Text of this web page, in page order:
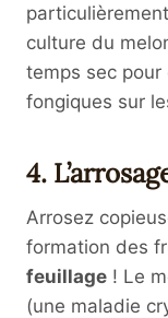
culture du
temps sec
fongiques sur
4.
Arrosez
formation des
feuillage ! Le
(une maladie